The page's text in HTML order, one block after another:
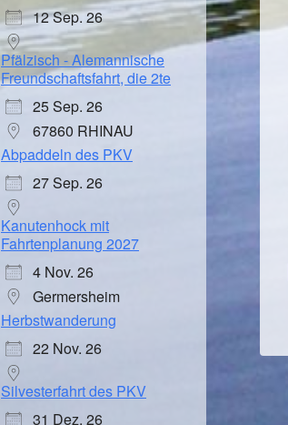
12 Sep. 26
Pfälzisch - Alemannische
Freundschaftsfahrt, die 2te
25 Sep. 26
67860 RHINAU
Abpaddeln des PKV
27 Sep. 26
Kanutenhock mit
Fahrtenplanung 2027
4 Nov. 26
Germersheim
Herbstwanderung
22 Nov. 26
Silvesterfahrt des PKV
31 Dez. 26